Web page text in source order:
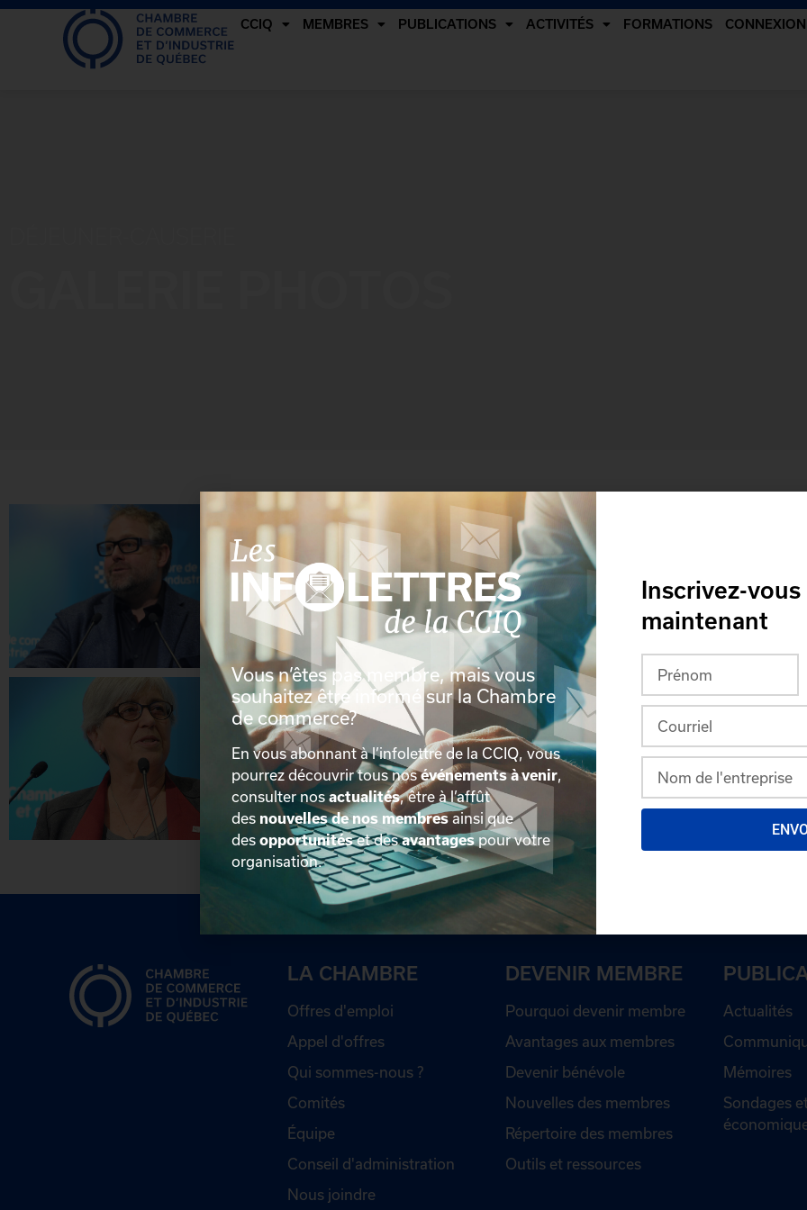
CCIQ MEMBRES PUBLICATIONS ACTIVITÉS FORMATIONS CONNEXION
LA CHAMBRE
Offres d'emploi
Appel d'offres
Qui sommes-nous ?
Comités
Équipe
Conseil d'administration
Nous joindre
DEVENIR MEMBRE
Pourquoi devenir membre
Avantages aux membres
Devenir bénévole
Nouvelles des membres
Répertoire des membres
Outils et ressources
Actualités
Mémoires
Sondages
Vous n’êtes pas membre, mais vous
souhaitez être informé sur la Chambre
de commerce?
En vous abonnant à l’infolettre de la CCIQ, vous
pourrez découvrir tous nosévénements à venir,
consulter nosactualités, être à l’affût
des nouvelles de nos membresainsi que
des opportunitéset desavantagespour votre
organisation.
Inscrivez-vous
maintenant